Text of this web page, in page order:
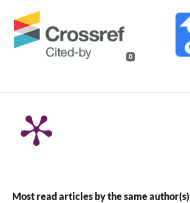
0
Most read articles by the same author(s)